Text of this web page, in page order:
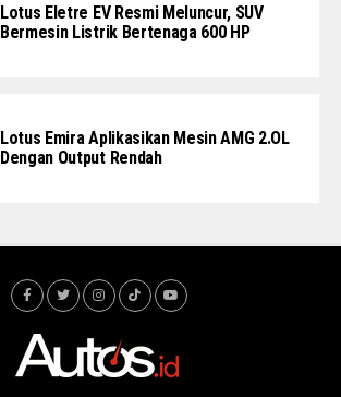
Lotus Eletre EV Resmi Meluncur, SUV
Bermesin Listrik Bertenaga 600 HP
Lotus Emira Aplikasikan Mesin AMG 2.OL
Dengan Output Rendah